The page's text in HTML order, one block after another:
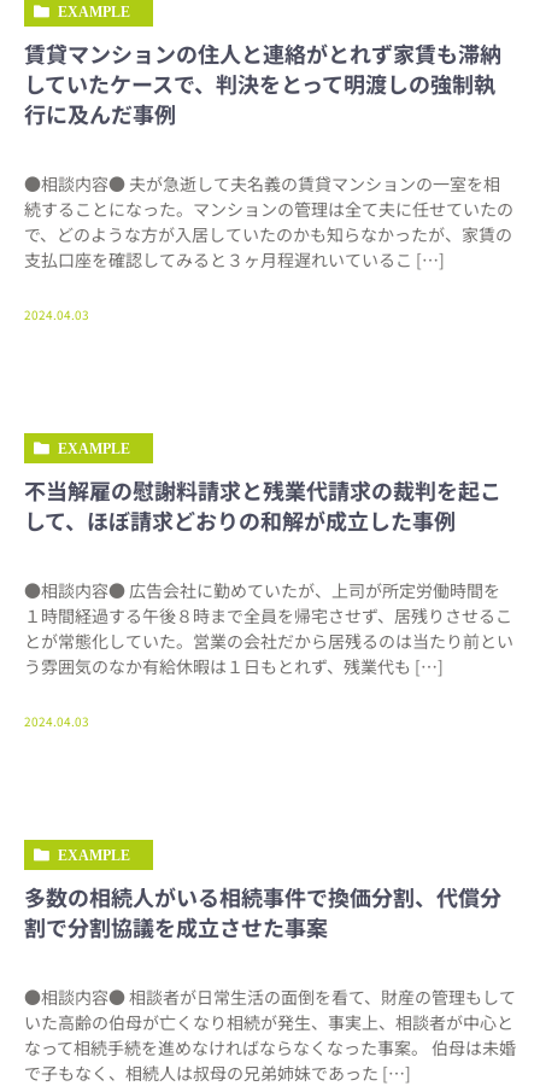
EXAMPLE
賃貸マンションの住人と連絡がとれず家賃も滞納
していたケースで、判決をとって明渡しの強制執
行に及んだ事例
●相談内容● 夫が急逝して夫名義の賃貸マンションの一室を相
続することになった。マンションの管理は全て夫に任せていたの
で、どのような方が入居していたのかも知らなかったが、家賃の
支払口座を確認してみると３ヶ月程遅れいているこ […]
2024.04.03
EXAMPLE
不当解雇の慰謝料請求と残業代請求の裁判を起こ
して、ほぼ請求どおりの和解が成立した事例
●相談内容● 広告会社に勤めていたが、上司が所定労働時間を
１時間経過する午後８時まで全員を帰宅させず、居残りさせるこ
とが常態化していた。営業の会社だから居残るのは当たり前とい
う雰囲気のなか有給休暇は１日もとれず、残業代も […]
2024.04.03
EXAMPLE
多数の相続人がいる相続事件で換価分割、代償分
割で分割協議を成立させた事案
●相談内容● 相談者が日常生活の面倒を看て、財産の管理もして
いた高齢の伯母が亡くなり相続が発生、事実上、相談者が中心と
なって相続手続を進めなければならなくなった事案。 伯母は未婚
で子もなく、相続人は叔母の兄弟姉妹であった […]